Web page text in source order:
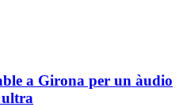
a Girona per un àudio